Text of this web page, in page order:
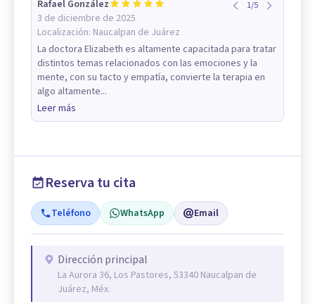
Rafael González
3 de diciembre de 2025
Localización: Naucalpan de Juárez
1/5
La doctora Elizabeth es altamente capacitada para tratar
distintos temas relacionados con las emociones y la
mente, con su tacto y empatía, convierte la terapia en
algo altamente...
Leer más
Reserva tu cita
Teléfono WhatsApp Email
Dirección principal
La Aurora 36, Los Pastores, 53340 Naucalpan de
Juárez, Méx.